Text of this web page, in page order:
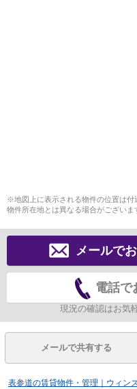
※地図上に表示される物件の位置は付
物件所在地とは異なる場合がございま
メールで
電話で
現況の確認はお気
メールで共有する
表参道の賃貸物件・管理｜ウィン